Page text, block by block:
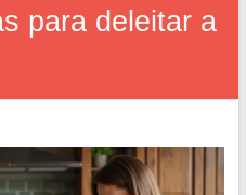
para deleitar a